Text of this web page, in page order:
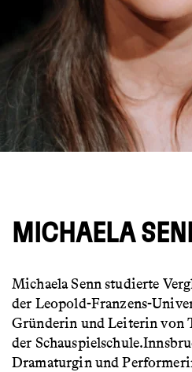
MICHAELA
Michaela Senn studierte
der Leopold-Franzens-
Gründerin und Leiterin von
der
Dramaturgin und